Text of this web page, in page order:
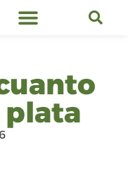
plata